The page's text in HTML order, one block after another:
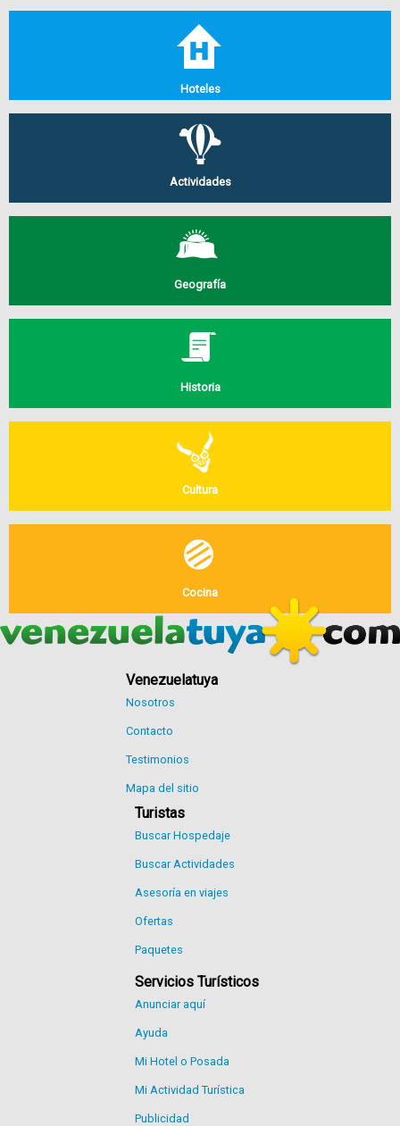
Hoteles
Actividades
Geografía
Historia
Cultura
Cocina
Venezuelatuya
Nosotros
Contacto
Testimonios
Mapa del sitio
Turistas
Buscar Hospedaje
Buscar Actividades
Asesoría en viajes
Ofertas
Paquetes
Servicios Turísticos
Anunciar aquí
Ayuda
Mi Hotel o Posada
Mi Actividad Turística
Publicidad